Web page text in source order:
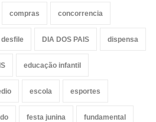
compras concorrencia
desfile DIA DOS PAIS dispensa
educação infantil
escola esportes
festa junina fundamental